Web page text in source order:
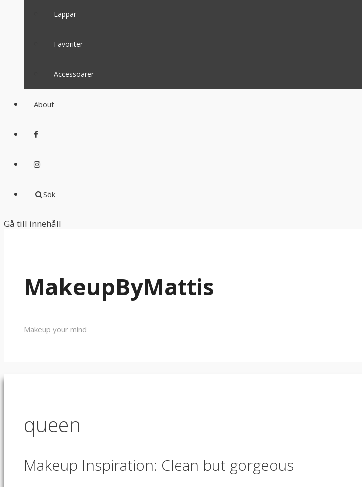
Läppar
Favoriter
Accessoarer
About
Sök
Gå till innehåll
MakeupByMattis
Makeup your mind
queen
Makeup Inspiration: Clean but gorgeous